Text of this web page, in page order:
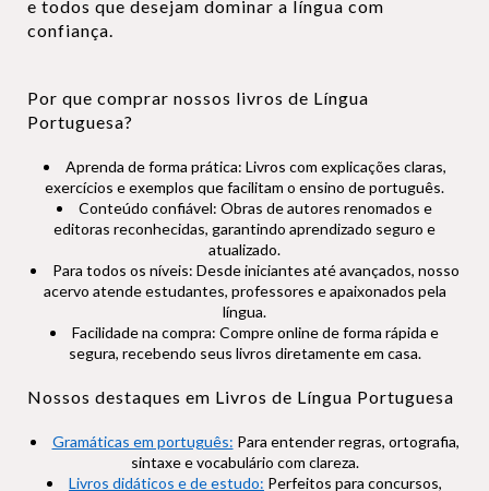
e todos que desejam dominar a língua com
confiança.
Por que comprar nossos livros de Língua
Portuguesa?
Aprenda de forma prática: Livros com explicações claras,
exercícios e exemplos que facilitam o ensino de português.
Conteúdo confiável: Obras de autores renomados e
editoras reconhecidas, garantindo aprendizado seguro e
atualizado.
Para todos os níveis: Desde iniciantes até avançados, nosso
acervo atende estudantes, professores e apaixonados pela
língua.
Facilidade na compra: Compre online de forma rápida e
segura, recebendo seus livros diretamente em casa.
Nossos destaques em Livros de Língua Portuguesa
Gramáticas em português: Para entender regras, ortografia,
sintaxe e vocabulário com clareza.
Livros didáticos e de estudo: Perfeitos para concursos,